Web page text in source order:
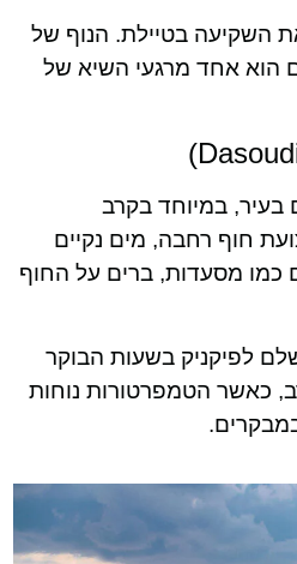
השקיעה בטיילת. הנוף של
אחד מרגעי השיא של
בעיר, במיוחד בקרב
חוף רחבה, מים נקיים
כמו מסעדות, ברים על החוף
לפיקניק בשעות הבוקר
כאשר הטמפרטורות נוחות